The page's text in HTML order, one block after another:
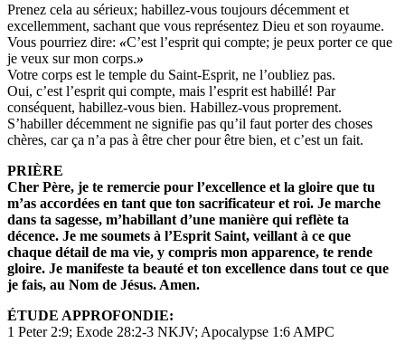
Prenez cela au sérieux; habillez-vous toujours décemment et
excellemment, sachant que vous représentez Dieu et son royaume.
Vous pourriez dire: «C’est l’esprit qui compte; je peux porter ce que
je veux sur mon corps.»
Votre corps est le temple du Saint-Esprit, ne l’oubliez pas.
Oui, c’est l’esprit qui compte, mais l’esprit est habillé! Par
conséquent, habillez-vous bien. Habillez-vous proprement.
S’habiller décemment ne signifie pas qu’il faut porter des choses
chères, car ça n’a pas à être cher pour être bien, et c’est un fait.
PRIÈRE
Cher Père, je te remercie pour l’excellence et la gloire que tu
m’as accordées en tant que ton sacrificateur et roi. Je marche
dans ta sagesse, m’habillant d’une manière qui reflète ta
décence. Je me soumets à l’Esprit Saint, veillant à ce que
chaque détail de ma vie, y compris mon apparence, te rende
gloire. Je manifeste ta beauté et ton excellence dans tout ce que
je fais, au Nom de Jésus. Amen.
ÉTUDE APPROFONDIE:
1 Peter 2:9; Exode 28:2-3 NKJV; Apocalypse 1:6 AMPC